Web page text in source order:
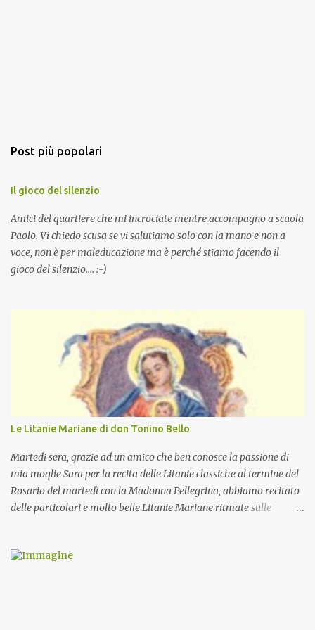
Post più popolari
Il gioco del silenzio
Amici del quartiere che mi incrociate mentre accompagno a scuola
Paolo. Vi chiedo scusa se vi salutiamo solo con la mano e non a
voce, non è per maleducazione ma è perché stiamo facendo il
gioco del silenzio.... :-)
Le Litanie Mariane di don Tonino Bello
Martedi sera, grazie ad un amico che ben conosce la passione di
mia moglie Sara per la recita delle Litanie classiche al termine del
Rosario del martedì con la Madonna Pellegrina, abbiamo recitato
delle particolari e molto belle Litanie Mariane ritmate sulle
preghiera.